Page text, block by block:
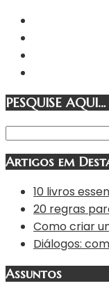
PESQUISE AQUI…
Artigos em
10 livros
20 regras
Como criar
Diálogos:
Assuntos